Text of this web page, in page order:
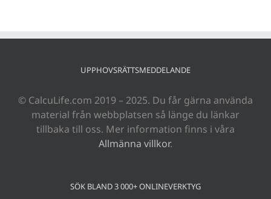
UPPHOVSRÄTTSMEDDELANDE
© CalcuLife.com 2019 – 2025. Du får gärna använda
material från webbplatsen så länge du länkar
tillbaka till oss. Mer information finns i våra
Allmänna villkor.
SÖK BLAND 3 000+ ONLINEVERKTYG